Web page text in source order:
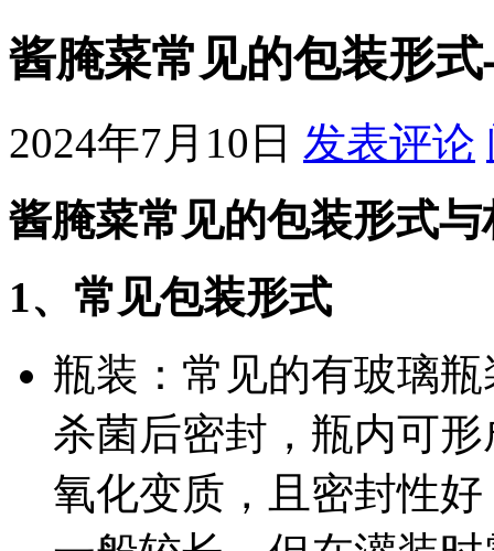
酱腌菜常见的包装形
2024年7月10日 发表评论
酱腌菜常见的包装形式
1、常见包装形式
瓶装：常见的有玻璃
杀菌后密封，瓶内可
氧化变质，且密封性